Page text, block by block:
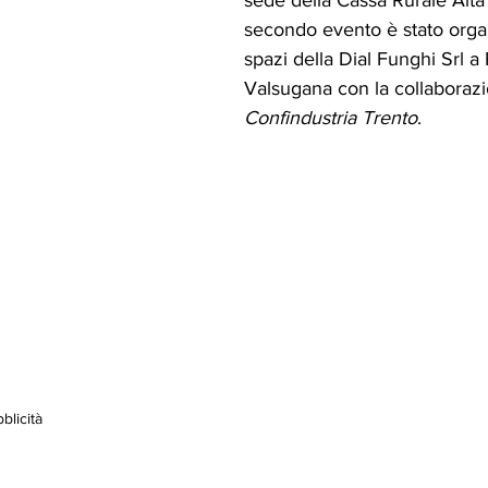
secondo evento è stato
spazi della Dial Funghi Srl
Valsugana con la
Confindustria Trento.